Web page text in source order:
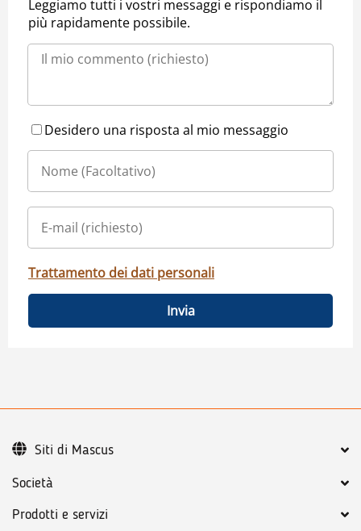
Leggiamo tutti i vostri messaggi e rispondiamo il
più rapidamente possibile.
Desidero una risposta al mio messaggio
Trattamento dei dati personali
Invia
Società
Prodotti e servizi
Siti di Mascus